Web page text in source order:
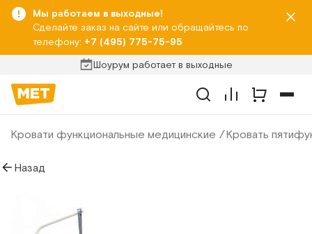
Мы работаем в выходные!
Сделайте заказ на сайте или обращайтесь по
телефону: +7 (495) 775-75-95
Шоурум работает в выходные
Кровати функциональные медицинские Кровать
Назад